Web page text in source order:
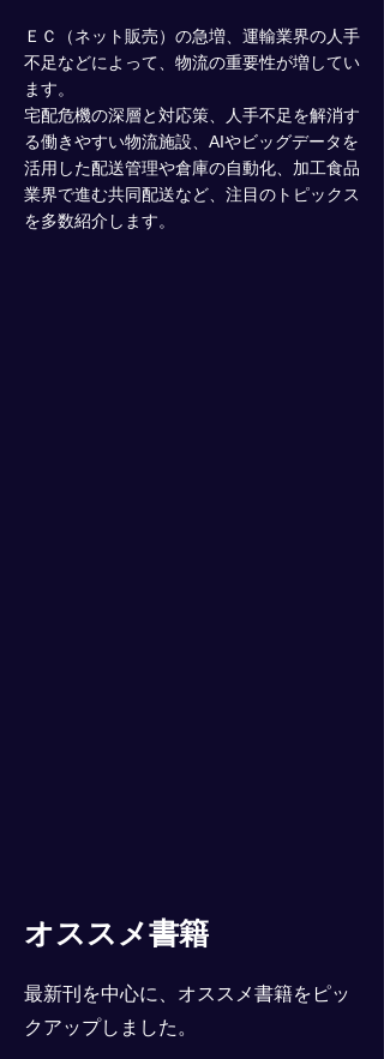
ＥＣ（ネット販売）の急増、運輸業界の人手
不足などによって、物流の重要性が増してい
ます。
宅配危機の深層と対応策、人手不足を解消す
る働きやすい物流施設、AIやビッグデータを
活用した配送管理や倉庫の自動化、加工食品
業界で進む共同配送など、注目のトピックス
を多数紹介します。
オススメ書籍
最新刊を中心に、オススメ書籍をピッ
クアップしました。